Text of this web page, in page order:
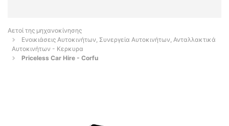
Αετοί της μηχανοκίνησης
Ενοικιάσεις Αυτοκινήτων, Συνεργεία Αυτοκινήτων, Ανταλλακτικά
Αυτοκινήτων - Κερκυρα
Priceless Car Hire - Corfu